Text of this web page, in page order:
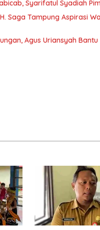
Syarifatul Syadiah
Saga Tampung Aspirasi
Agus Uriansyah